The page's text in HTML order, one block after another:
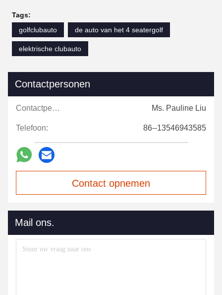
Tags:
golfclubauto
de auto van het 4 seatergolf
elektrische clubauto
Contactpersonen
Contactpersonen: Ms. Pauline Liu
Telefoon: 86--13546943585
Contact opnemen
Mail ons.